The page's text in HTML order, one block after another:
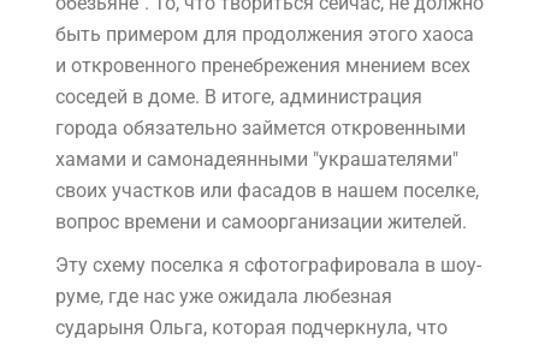
быть примером для продолжения этого хаоса
и откровенного пренебрежения мнением всех
соседей в доме. В итоге, администрация
города обязательно займется откровенными
хамами и самонадеянными "украшателями"
своих участков или фасадов в нашем поселке,
вопрос времени и самоорганизации жителей.
Эту схему поселка я сфотографировала в шоу-
руме, где нас уже ожидала любезная
сударыня Ольга, которая подчеркнула, что